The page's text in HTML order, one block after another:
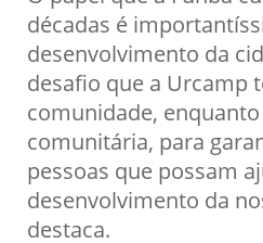
décadas é
desenvolvimento da
desafio que a Urcamp
comunidade,
comunitária, para
pessoas que possam
desenvolvimento da
destaca.